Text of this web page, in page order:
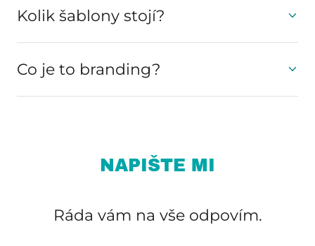
Kolik šablony stojí?
Co je to branding?
NAPIŠTE MI
Ráda vám na vše odpovím.